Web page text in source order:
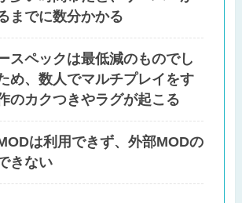
までに数分かかる
スペックは最低減のものでし
め、数人でマルチプレイをす
のカクつきやラグが起こる
は利用できず、外部MODの
きない